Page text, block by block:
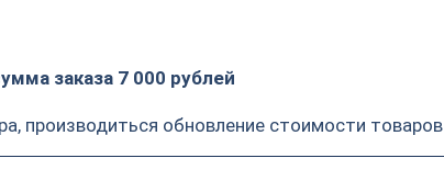
заказа 7 000 рублей
производиться обновление стоимости товаров